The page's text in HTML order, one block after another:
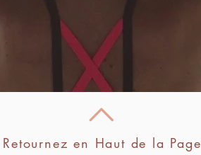
Retournez en Haut de la Page